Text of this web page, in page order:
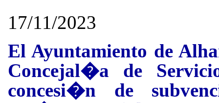
17/11/2023
El Ayuntamiento de
Concejal�a de
concesi�n de